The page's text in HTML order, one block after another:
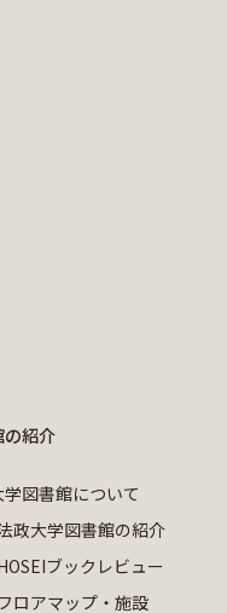
の紹介
図書館について
政大学図書館の紹介
ブックレビュー
フロアマップ・施設